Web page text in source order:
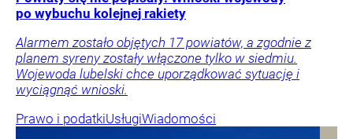
po wybuchu kolejnej rakiety
Alarmem zostało objętych 17 powiatów, a zgodnie z
planem syreny zostały włączone tylko w siedmiu.
Wojewoda lubelski chce uporządkować sytuację i
wyciągnąć wnioski.
Prawo i podatkiUsługiWiadomości